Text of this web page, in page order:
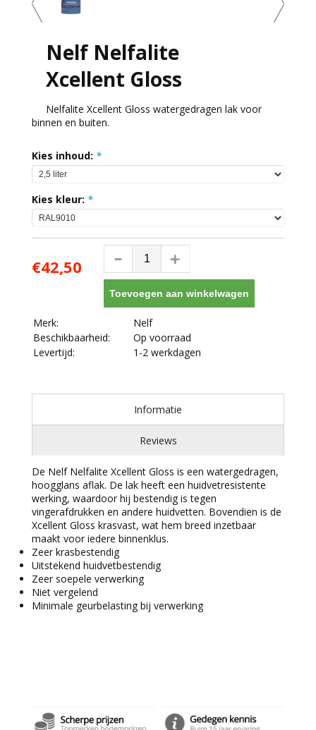
Nelf Nelfalite
Xcellent Gloss
Nelfalite Xcellent Gloss watergedragen lak voor
binnen en buiten.
Kies inhoud: *
Kies kleur: *
€42,50
Toevoegen aan winkelwagen
Merk:
Nelf
Beschikbaarheid:
Op voorraad
Levertijd:
1-2 werkdagen
Informatie
Reviews
De Nelf Nelfalite Xcellent Gloss is een watergedragen,
hoogglans aflak. De lak heeft een huidvetresistente
werking, waardoor hij bestendig is tegen
vingerafdrukken en andere huidvetten. Bovendien is de
Xcellent Gloss krasvast, wat hem breed inzetbaar
maakt voor iedere binnenklus.
Zeer krasbestendig
Uitstekend huidvetbestendig
Zeer soepele verwerking
Niet vergelend
Minimale geurbelasting bij verwerking